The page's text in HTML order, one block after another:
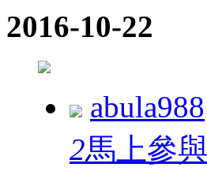
2016-10-22
abula988
2馬上參與